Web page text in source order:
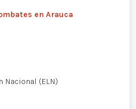
en Arauca
Nacional (ELN)